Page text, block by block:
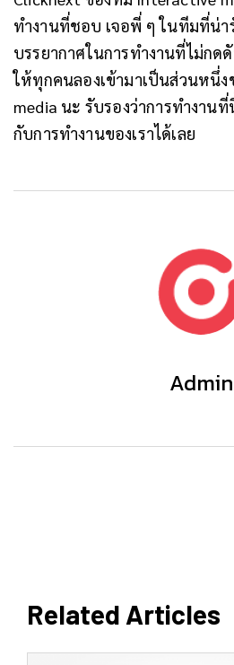
ทำงานที่ชอบ เจอพี่ ๆ ในทีมที่น่
บรรยากาศในการทำงานที่ไม่กด
ให้ทุกคนลองเข้ามาเป็นส่วนหนึ่
media นะ รับรองว่าการทำงาน
กับการทำงานของเราได้เลย
Admin
Related Articles